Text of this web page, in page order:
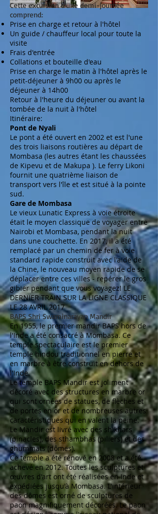
Cette excursion d'une demi-journée
comprend:
Prise en charge et retour à l'hôtel
Un guide / chauffeur local pour toute la
visite
Frais d'entrée
Collations et bouteille d'eau
Prise en charge le matin à l'hôtel après le
petit-déjeuner à 9h00 ou après le
déjeuner à 14h00
Retour à l'heure du déjeuner ou avant la
tombée de la nuit à l'hôtel
Itinéraire:
Pont de Nyali
Le pont a été ouvert en 2002 et est l'une
des trois liaisons routières au départ de
Mombasa (les autres étant les chaussées
de Kipevu et de Makupa ). Le ferry Likoni
fournit une quatrième liaison de
transport vers l'île et est situé à la pointe
sud.
Gare de Mombasa
Le vieux Lunatic Express à voie étroite
était le moyen classique de voyager entre
Nairobi et Mombasa, pendant la nuit
dans une couchette. En 2017, il a été
remplacé par un chemin de fer à voie
standard rapide construit avec l'aide de
la Chine, le nouveau moyen rapide de se
déplacer entre ces villes - repérer le gros
gibier pendant que vous voyagez! LE
DERNIER TRAIN SUR LA LIGNE CLASSIQUE
LE 28 AVRIL 2017
BAPS Shri Swaminarayan Mandir
En 1955, le premier mandir BAPS hors de
l'Inde a été consacré à Mombasa. Ce
temple spectaculaire est le premier
temple hindou traditionnel en pierre et
en marbre à être construit en dehors de
l'Inde.
Le temple BAPS Mandir est joliment
décoré avec des structures en marbre or
qui sont ornées de statues, de flèches et
de portes en or et de nombreuses autres
caractéristiques qui en valent la peine.
Le Mandir est livré avec des shikhars
(pinacles), des sthambhas (piliers) et des
ghummats (dômes).
Ce temple a été rénové en 2008 et a été
achevé en 2012. Toutes les sculptures et
œuvres d'art ont été réalisées en Inde et
expédiées jusqu'à Mombasa. L'intérieur
des dômes est orné de sculptures de
paon magnifiquement décorées. Le paon